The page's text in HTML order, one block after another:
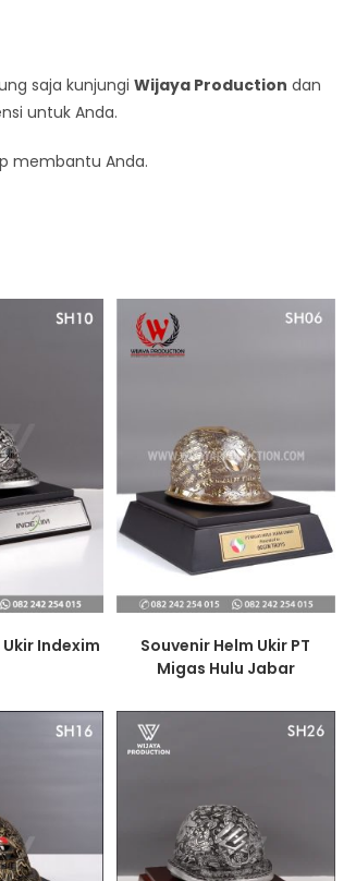
saja kunjungi Wijaya Production dan
untuk Anda.
membantu Anda.
Indexim
Souvenir Helm Ukir PT
Migas Hulu Jabar